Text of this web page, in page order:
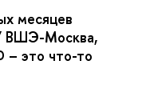
месяцев
ВШЭ-Москва,
это что-то